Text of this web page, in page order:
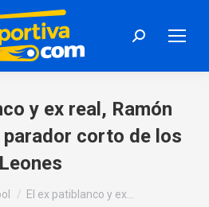
Search:
y ex real, Ramón
corto de los
Leones
El ex patiblanco y ex…